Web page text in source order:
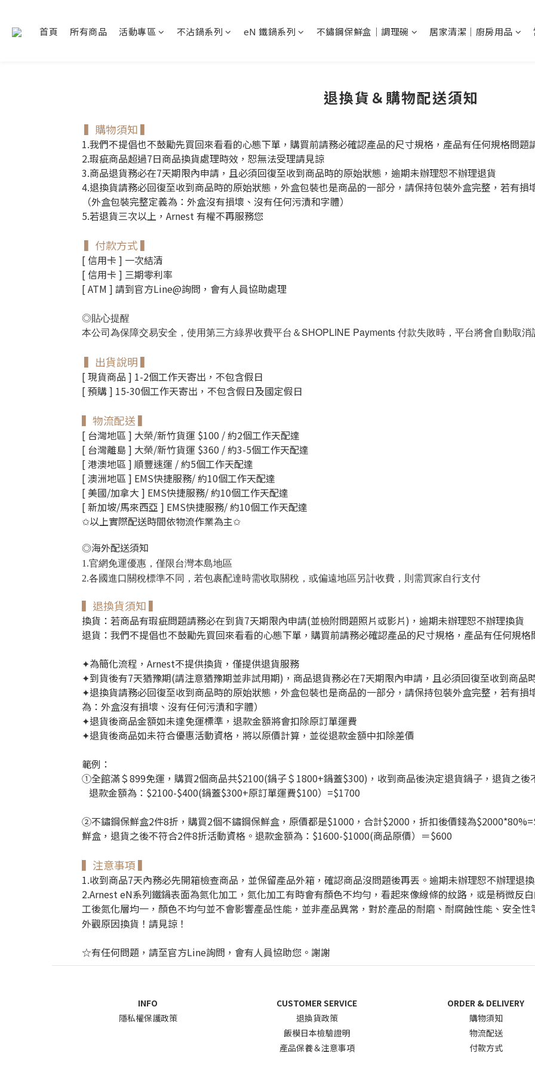
首頁 所有商品 活動專區 不沾鍋系列 eN 鐵鍋系列 不鏽鋼保鮮盒｜調理碗 居家清潔｜廚房用品
退換貨＆購物配送須知
▍購物須知▍
1.我們不提倡也不鼓勵先買回來看看的心態下單，購買前請務必確認產品的尺寸規格，產品有任何規格問
2.瑕疵商品超過7日商品換貨處理時效，恕無法受理請見諒
3.商品退貨務必在7天期限內申請，且必須回復至收到商品時的原始狀態，逾期未辦理恕不辦理退貨
4.退換貨請務必回復至收到商品時的原始狀態，外盒包裝也是商品的一部分，請保持包裝外盒完整，若有損
（外盒包裝完整定義為：外盒沒有損壞、沒有任何污漬和字體）
5.若退貨三次以上，Arnest 有權不再服務您
▍付款方式▍
[ 信用卡 ] 一次結清
[ 信用卡 ] 三期零利率
[ ATM ] 請到官方Line@詢問，會有人員協助處理
◎貼心提醒
本公司為保障交易安全，使用第三方綠界收費平台＆SHOPLINE Payments 付款失敗時，平台將會自動取消
▍出貨說明 ▍
[ 現貨商品 ] 1-2個工作天寄出，不包含假日
[ 預購 ] 15-30個工作天寄出，不包含假日及國定假日
▍物流配送 ▍
[ 台灣地區 ] 大榮/新竹貨運 $100 / 約2個工作天配達
[ 台灣離島 ] 大榮/新竹貨運 $360 / 約3-5個工作天配達
[ 港澳地區 ] 順豐速運 / 約5個工作天配達
[ 澳洲地區 ] EMS快捷服務/ 約10個工作天配達
[ 美國/加拿大 ] EMS快捷服務/ 約10個工作天配達
[ 新加坡/馬來西亞 ] EMS快捷服務/ 約10個工作天配達
✩以上實際配送時間依物流作業為主✩
◎海外配送須知
1.官網免運優惠，僅限台灣本島地區
2.各國進口關稅標準不同，若包裹配達時需收取關稅，或偏遠地區另計收費，則需買家自行支付
▍退換貨須知 ▍
換貨：若商品有瑕疵問題請務必在到貨7天期限內申請(並檢附問題照片或影片)，逾期未辦理恕不辦理換貨
退貨：我們不提倡也不鼓勵先買回來看看的心態下單，購買前請務必確認產品的尺寸規格，產品有任何規
✦為簡化流程，Arnest不提供換貨，僅提供退貨服務
✦到貨後有7天猶豫期(請注意猶豫期並非試用期)，商品退貨務必在7天期限內申請，且必須回復至收到商品
✦退換貨請務必回復至收到商品時的原始狀態，外盒包裝也是商品的一部分，請保持包裝外盒完整，若有
為：外盒沒有損壞、沒有任何污漬和字體）
✦退貨後商品金額如未達免運標準，退款金額將會扣除原訂單運費
✦退貨後商品如未符合優惠活動資格，將以原價計算，並從退款金額中扣除差價
範例：
①全館滿＄899免運，購買2個商品共$2100(鍋子＄1800+鍋蓋$300)，收到商品後決定退貨鍋子，退貨之後
退款金額為：$2100-$400(鍋蓋$300+原訂單運費$100）=$1700
②不鏽鋼保鮮盒2件8折，購買2個不鏽鋼保鮮盒，原價都是$1000，合計$2000，折扣後價錢為$2000*80%=
鮮盒， 退貨之後不符合2件8折活動資格。 退款金額為： $1600-$1000(商品原價）＝$600
▍注意事項 ▍
1.收到商品7天內務必先開箱檢查商品，並保留產品外箱，確認商品沒問題後再丟。逾期未辦理恕不辦理退
2.Arnest eN系列鐵鍋表面為氮化加工，氮化加工有時會有顏色不均勻，看起來像線條的紋路，或是稍微反
工後氮化層均一，顏色不均勻並不會影響產品性能，並非產品異常，對於產品的耐磨、耐腐蝕性能、安全
外觀原因換貨！請見諒！
☆有任何問題，請至官方Line詢問，會有人員協助您。謝謝
INFO
隱私權保護政策
CUSTOMER SERVICE
退換貨政策
飯模日本檢驗證明
產品保養＆注意事項
ORDER & DELIVERY
購物須知
物流配送
付款方式